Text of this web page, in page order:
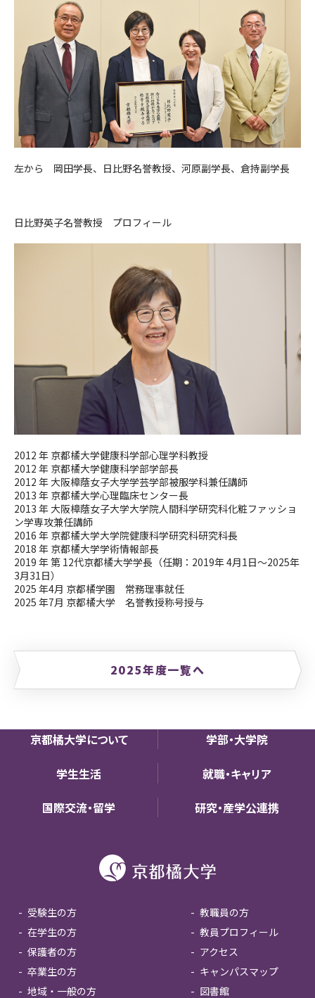
左から 岡田学長、日比野名誉教授、河原副学長、倉持副学長
日比野英子名誉教授 プロフィール
2012 年 京都橘大学健康科学部心理学科教授
2012 年 京都橘大学健康科学部学部長
2012 年 大阪樟蔭女子大学学芸学部被服学科兼任講師
2013 年 京都橘大学心理臨床センター長
2013 年 大阪樟蔭女子大学大学院人間科学研究科化粧ファッショ
ン学専攻兼任講師
2016 年 京都橘大学大学院健康科学研究科研究科長
2018 年 京都橘大学学術情報部長
2019 年 第 12代京都橘大学学長（任期：2019年 4月1日～2025年
3月31日）
2025 年4月 京都橘学園 常務理事就任
2025 年7月 京都橘大学 名誉教授称号授与
2025年度一覧へ
京都橘大学について 学部・大学院
学生生活 就職・キャリア
国際交流・留学 研究・産学公連携
受験生の方
在学生の方
保護者の方
卒業生の方
地域・一般の方
教職員の方
教員プロフィール
アクセス
キャンパスマップ
図書館